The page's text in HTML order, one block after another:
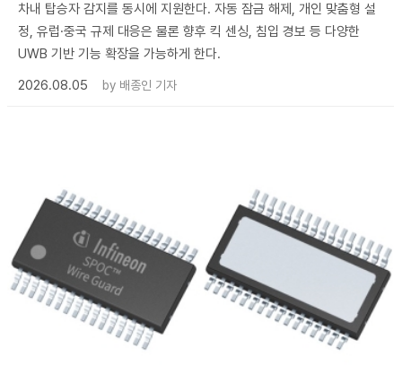
차내 탑승자 감지를 동시에 지원한다. 자동 잠금 해제, 개인 맞춤형 설
정, 유럽·중국 규제 대응은 물론 향후 킥 센싱, 침입 경보 등 다양한
UWB 기반 기능 확장을 가능하게 한다.
2026.08.05
by 배종인 기자